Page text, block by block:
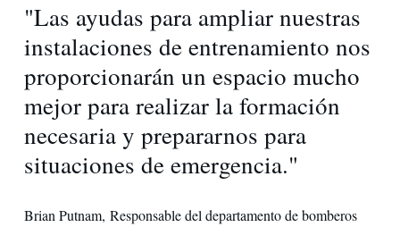
"Las ayudas para ampliar nuestras
instalaciones de entrenamiento nos
proporcionarán un espacio mucho
mejor para realizar la formación
necesaria y prepararnos para
situaciones de emergencia."
Brian Putnam, Responsable del departamento de bomberos